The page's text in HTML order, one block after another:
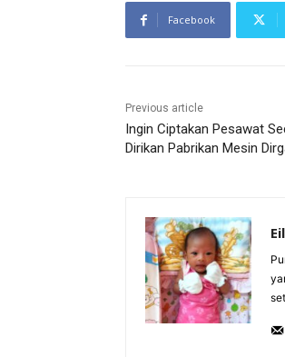
Facebook
Previous article
Ingin Ciptakan Pesawat
Dirikan Pabrikan Mesin